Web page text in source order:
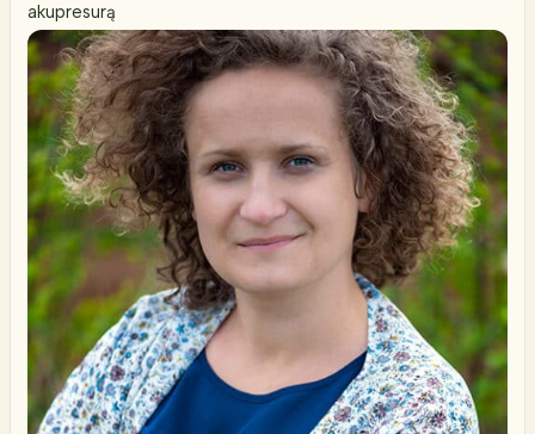
akupresurą